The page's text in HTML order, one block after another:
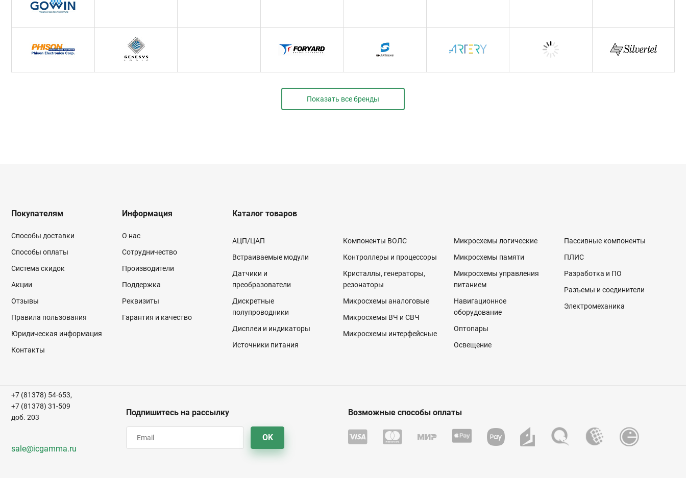
Показать все бренды
Покупателям
Способы доставки
Способы оплаты
Система скидок
Акции
Отзывы
Правила пользования
Юридическая информация
Контакты
Информация
О нас
Сотрудничество
Производители
Поддержка
Реквизиты
Гарантия и качество
Каталог товаров
АЦП/ЦАП
Встраиваемые модули
Датчики и
преобразователи
Дискретные
полупроводники
Дисплеи и индикаторы
Источники питания
Компоненты ВОЛС
Контроллеры и процессоры
Кристаллы, генераторы,
резонаторы
Микросхемы аналоговые
Микросхемы ВЧ и СВЧ
Микросхемы интерфейсные
Микросхемы логические
Микросхемы памяти
Микросхемы управления
питанием
Навигационное
оборудование
Оптопары
Освещение
Пассивные компоненты
ПЛИС
Разработка и ПО
Разъемы и соединители
Электромеханика
Подпишитесь на рассылку
OK
+7 (81378) 54-653,
+7 (81378) 31-509
доб. 203
sale@icgamma.ru
Возможные способы оплаты